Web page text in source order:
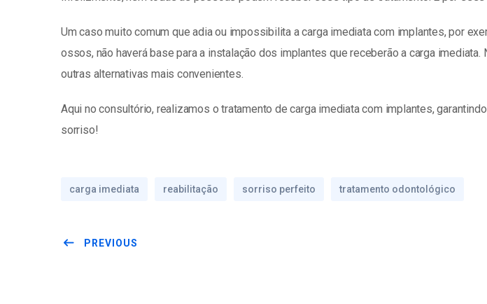
Um caso muito comum que adia ou impossibilita a carga imediata com implantes, por
ossos, não haverá base para a instalação dos implantes que receberão a carga
outras alternativas mais convenientes.
Aqui no consultório, realizamos o tratamento de carga imediata com implantes,
sorriso!
carga imediata reabilitação sorriso perfeito tratamento odontológico
PREVIOUS